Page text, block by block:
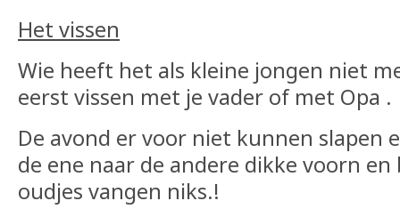
Het vissen
Wie heeft het als kleine jongen niet
eerst vissen met je vader of met Opa .
De avond er voor niet kunnen slapen
de ene naar de andere dikke voorn
oudjes vangen niks.!